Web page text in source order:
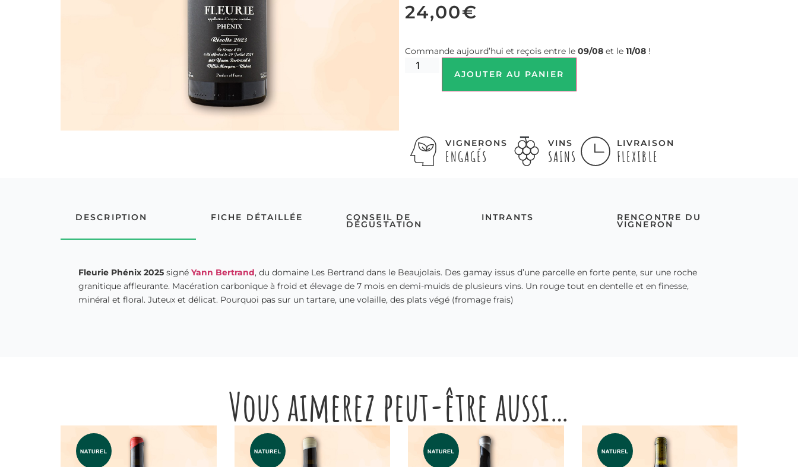
24,00€
Commande aujourd’hui et reçois entre le 09/08 et le 11/08 !
AJOUTER AU PANIER
VIGNERONS
ENGAGÉS
VINS
SAINS
LIVRAISON
FLEXIBLE
DESCRIPTION FICHE DÉTAILLÉE CONSEIL DE
DÉGUSTATION
INTRANTS RENCONTRE DU
VIGNERON
Fleurie Phénix 2025 signé Yann Bertrand, du domaine Les Bertrand dans le Beaujolais. Des gamay issus d’une parcelle en forte pente, sur une roche
granitique affleurante. Macération carbonique à froid et élevage de 7 mois en demi-muids de plusieurs vins. Un rouge tout en dentelle et en finesse,
minéral et floral. Juteux et délicat. Pourquoi pas sur un tartare, une volaille, des plats végé (fromage frais)
Vous aimerez peut-être aussi…